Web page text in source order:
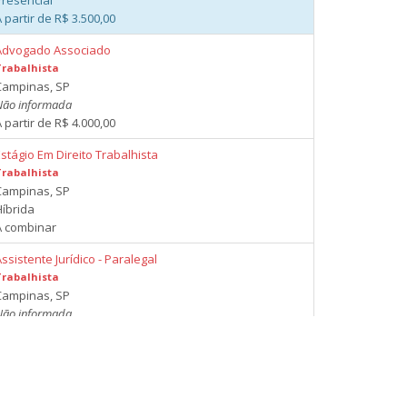
partir de R$ 3.500,00
Associado
SP
informada
partir de R$ 4.000,00
Em Direito Trabalhista
SP
combinar
Jurídico - Paralegal
SP
informada